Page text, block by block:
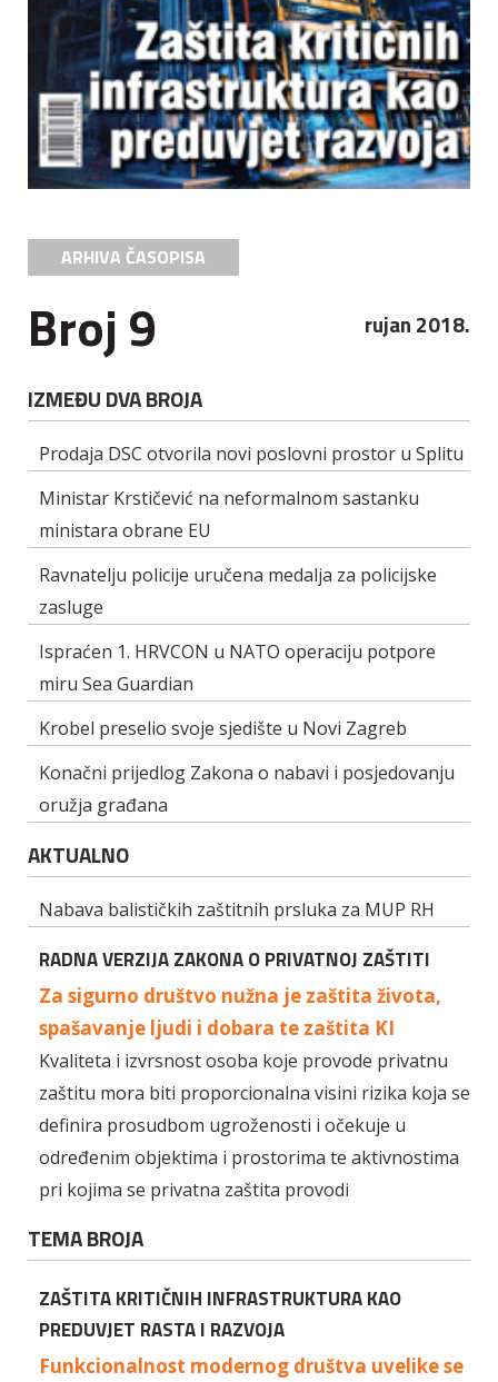
ARHIVA ČASOPISA
Broj 9 rujan 2018.
IZMEĐU DVA BROJA
Prodaja DSC otvorila novi poslovni prostor u Splitu
Ministar Krstičević na neformalnom sastanku
ministara obrane EU
Ravnatelju policije uručena medalja za policijske
zasluge
Ispraćen 1. HRVCON u NATO operaciju potpore
miru Sea Guardian
Krobel preselio svoje sjedište u Novi Zagreb
Konačni prijedlog Zakona o nabavi i posjedovanju
oružja građana
AKTUALNO
Nabava balističkih zaštitnih prsluka za MUP RH
RADNA VERZIJA ZAKONA O PRIVATNOJ ZAŠTITI
Za sigurno društvo nužna je zaštita života,
spašavanje ljudi i dobara te zaštita KI
Kvaliteta i izvrsnost osoba koje provode privatnu
zaštitu mora biti proporcionalna visini rizika koja se
definira prosudbom ugroženosti i očekuje u
određenim objektima i prostorima te aktivnostima
pri kojima se privatna zaštita provodi
TEMA BROJA
ZAŠTITA KRITIČNIH INFRASTRUKTURA KAO
PREDUVJET RASTA I RAZVOJA
Funkcionalnost modernog društva uvelike se